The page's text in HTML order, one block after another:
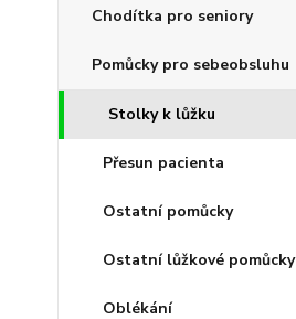
Chodítka pro seniory
Pomůcky pro sebeobsluhu
Stolky k lůžku
Přesun pacienta
Ostatní pomůcky
Ostatní lůžkové pomůcky
Oblékání